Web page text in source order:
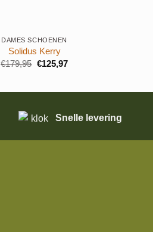
DAMES SCHOENEN
Solidus Kerry
€179,95 Oorspronkelijke
€125,97Huidige
Snelle levering